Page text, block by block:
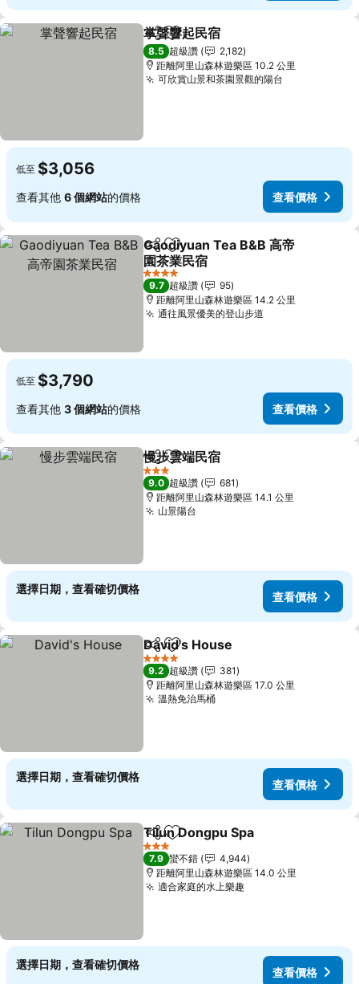
分享 加入我的最愛
掌聲響起民宿
8.5 超級讚
2,182
距離阿里山森林遊樂區 10.2 公里
可欣賞山景和茶園景觀的陽台
低至 $3,056
查看其他 6 個網站的價格 查看價格
分享 加入我的最愛
Gaodiyuan Tea B&B 高帝
園茶業民宿
查看價格
4 星級
9.7 超級讚
95
距離阿里山森林遊樂區 14.2 公里
通往風景優美的登山步道
低至 $3,790
查看其他 3 個網站的價格 查看價格
分享 加入我的最愛
慢步雲端民宿
3 星級
9.0 超級讚
681
距離阿里山森林遊樂區 14.1 公里
山景陽台
選擇日期，查看確切價格
查看價格
分享 加入我的最愛
David's House
4 星級
9.2 超級讚
381
距離阿里山森林遊樂區 17.0 公里
溫熱免治馬桶查看價格
選擇日期，查看確切價格
查看價格
分享 加入我的最愛
Tilun Dongpu Spa
3 星級
7.9 蠻不錯
4,944
距離阿里山森林遊樂區 14.0 公里
適合家庭的水上樂趣
選擇日期，查看確切價格
查看價格